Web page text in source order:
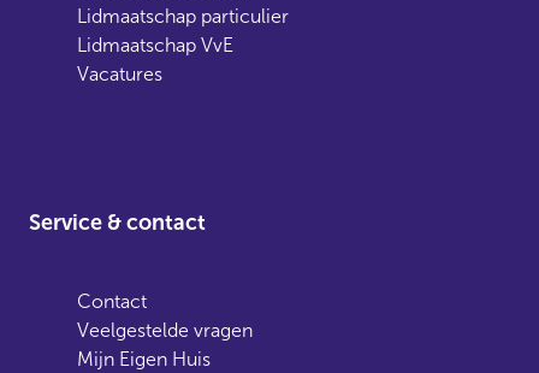
Lidmaatschap particulier
Lidmaatschap VvE
Vacatures
Service & contact
Contact
Veelgestelde vragen
Mijn Eigen Huis